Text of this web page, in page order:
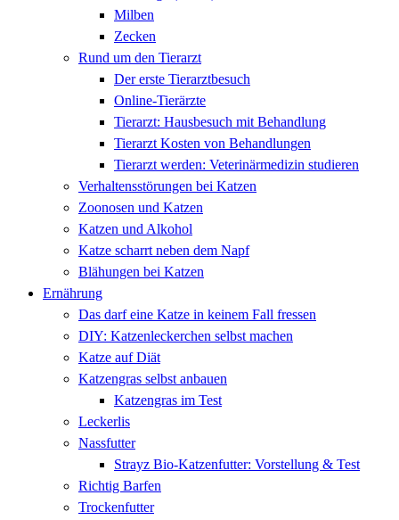
Milben
Zecken
Rund um den Tierarzt
Der erste Tierarztbesuch
Online-Tierärzte
Tierarzt: Hausbesuch mit Behandlung
Tierarzt Kosten von Behandlungen
Tierarzt werden: Veterinärmedizin studieren
Verhaltensstörungen bei Katzen
Zoonosen und Katzen
Katzen und Alkohol
Katze scharrt neben dem Napf
Blähungen bei Katzen
Ernährung
Das darf eine Katze in keinem Fall fressen
DIY: Katzenleckerchen selbst machen
Katze auf Diät
Katzengras selbst anbauen
Katzengras im Test
Leckerlis
Nassfutter
Strayz Bio-Katzenfutter: Vorstellung & Test
Richtig Barfen
Trockenfutter